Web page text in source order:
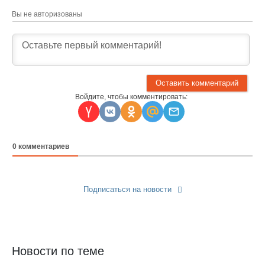
Вы не авторизованы
Войдите, чтобы комментировать:
0 комментариев
Подписаться на новости
Новости по теме